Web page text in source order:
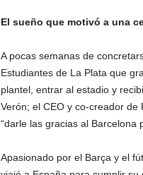
El sueño que motivó a una
A pocas semanas de
Estudiantes de La Plata que
plantel, entrar al estadio y
Verón; el CEO y co-creador de
“darle las gracias al Barcelona
Apasionado por el Barça y el